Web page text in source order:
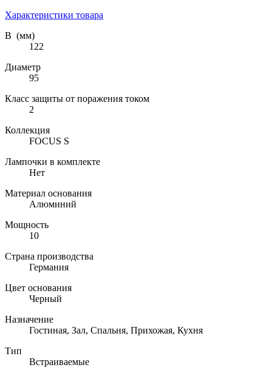
Характеристики товара
В (мм)
122
Диаметр
95
Класс защиты от поражения током
2
Коллекция
FOCUS S
Лампочки в комплекте
Нет
Материал основания
Алюминий
Мощность
10
Страна производства
Германия
Цвет основания
Черный
Назначение
Гостиная, Зал, Спальня, Прихожая, Кухня
Тип
Встраиваемые